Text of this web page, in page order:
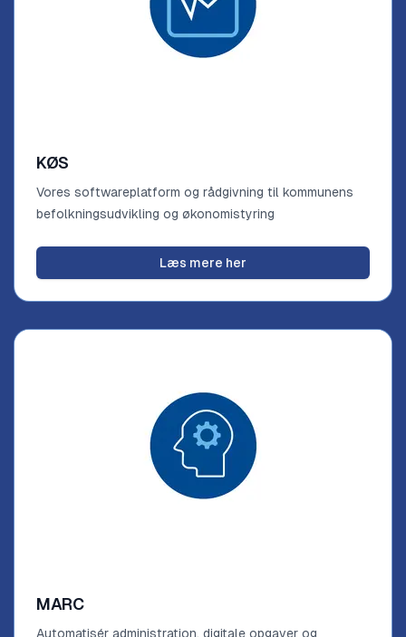
KØS
Vores softwareplatform og rådgivning til kommunens
befolkningsudvikling og økonomistyring
Læs mere her
MARC
Automatisér administration, digitale opgaver og